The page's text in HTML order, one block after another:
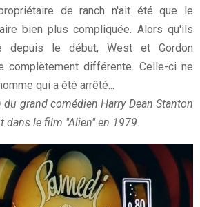
de ranch n'ait été que le
bien plus compliquée. Alors qu'ils
depuis le début, West et Gordon
complètement différente. Celle-ci ne
qui a été arrêté...
grand comédien Harry Dean Stanton
dans le film "Alien" en 1979.